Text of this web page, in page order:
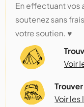
En effectuant vos
soutenez sans
votre soutien. ♥️
Voir
Voir